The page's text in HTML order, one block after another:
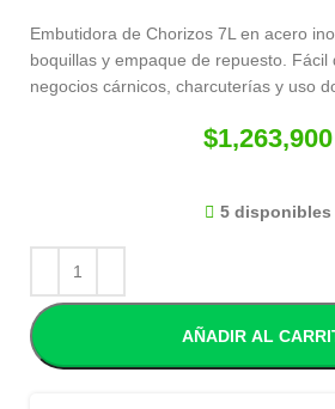
Embutidora de Chorizos 7L en acero
boquillas y empaque de repuesto. Fácil
negocios cárnicos, charcuterías y uso
$1,263,900
5 disponibles
AÑADIR AL